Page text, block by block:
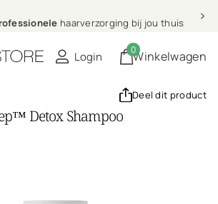
haarverzorging bij jou thuis
Login Winkelwagen
0
Deel dit product
Detox Shampoo